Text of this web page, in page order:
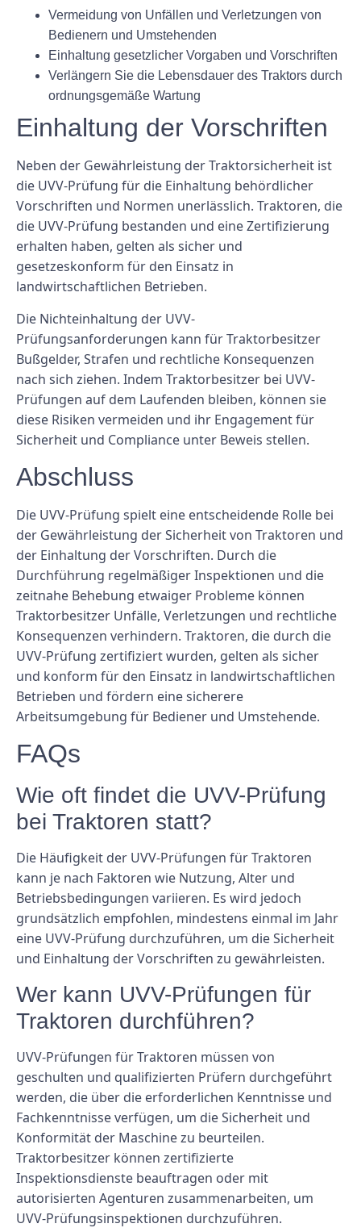
Vermeidung von Unfällen und Verletzungen von
Bedienern und Umstehenden
Einhaltung gesetzlicher Vorgaben und Vorschriften
Verlängern Sie die Lebensdauer des Traktors durch
ordnungsgemäße Wartung
Einhaltung der Vorschriften
Neben der Gewährleistung der Traktorsicherheit ist
die UVV-Prüfung für die Einhaltung behördlicher
Vorschriften und Normen unerlässlich. Traktoren, die
die UVV-Prüfung bestanden und eine Zertifizierung
erhalten haben, gelten als sicher und
gesetzeskonform für den Einsatz in
landwirtschaftlichen Betrieben.
Die Nichteinhaltung der UVV-
Prüfungsanforderungen kann für Traktorbesitzer
Bußgelder, Strafen und rechtliche Konsequenzen
nach sich ziehen. Indem Traktorbesitzer bei UVV-
Prüfungen auf dem Laufenden bleiben, können sie
diese Risiken vermeiden und ihr Engagement für
Sicherheit und Compliance unter Beweis stellen.
Abschluss
Die UVV-Prüfung spielt eine entscheidende Rolle bei
der Gewährleistung der Sicherheit von Traktoren und
der Einhaltung der Vorschriften. Durch die
Durchführung regelmäßiger Inspektionen und die
zeitnahe Behebung etwaiger Probleme können
Traktorbesitzer Unfälle, Verletzungen und rechtliche
Konsequenzen verhindern. Traktoren, die durch die
UVV-Prüfung zertifiziert wurden, gelten als sicher
und konform für den Einsatz in landwirtschaftlichen
Betrieben und fördern eine sicherere
Arbeitsumgebung für Bediener und Umstehende.
FAQs
Wie oft findet die UVV-Prüfung
bei Traktoren statt?
Die Häufigkeit der UVV-Prüfungen für Traktoren
kann je nach Faktoren wie Nutzung, Alter und
Betriebsbedingungen variieren. Es wird jedoch
grundsätzlich empfohlen, mindestens einmal im Jahr
eine UVV-Prüfung durchzuführen, um die Sicherheit
und Einhaltung der Vorschriften zu gewährleisten.
Wer kann UVV-Prüfungen für
Traktoren durchführen?
UVV-Prüfungen für Traktoren müssen von
geschulten und qualifizierten Prüfern durchgeführt
werden, die über die erforderlichen Kenntnisse und
Fachkenntnisse verfügen, um die Sicherheit und
Konformität der Maschine zu beurteilen.
Traktorbesitzer können zertifizierte
Inspektionsdienste beauftragen oder mit
autorisierten Agenturen zusammenarbeiten, um
UVV-Prüfungsinspektionen durchzuführen.